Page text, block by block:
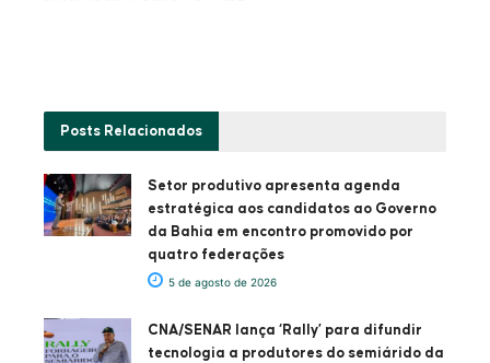
Posts Relacionados
Setor produtivo apresenta agenda
estratégica aos candidatos ao Governo
da Bahia em encontro promovido por
quatro federações
5 de agosto de 2026
CNA/SENAR lança ‘Rally’ para difundir
tecnologia a produtores do semiárido da